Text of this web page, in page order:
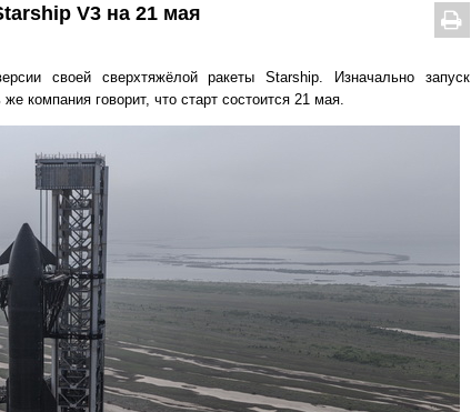
V3 на 21 мая
своей сверхтяжёлой ракеты Starship. Изначально запуск
компания говорит, что старт состоится 21 мая.